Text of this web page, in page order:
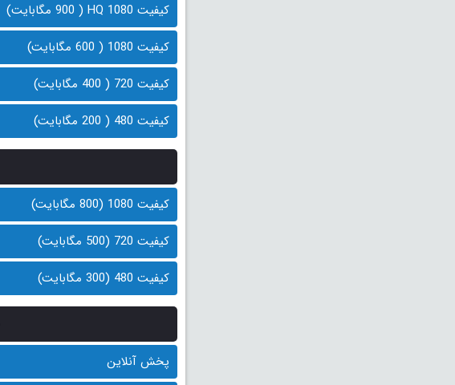
کیفیت 1080 HQ ( 900 مگابایت)
کیفیت 1080 ( 600 مگابایت)
کیفیت 720 ( 400 مگابایت)
کیفیت 480 ( 200 مگابایت)
کیفیت 1080 (800 مگابایت)
کیفیت 720 (500 مگابایت)
کیفیت 480 (300 مگابایت)
پخش آنلاین